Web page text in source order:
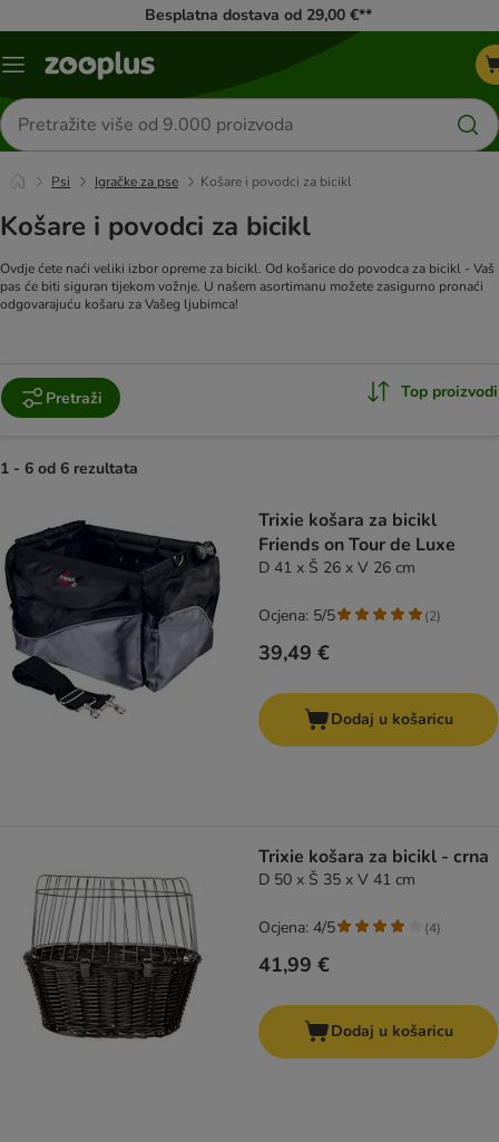
Besplatna dostava od 29,00 €**
Izbornik
Traži
proizvode
Psi Igračke za pse Košare i povodci za bicikl
Košare i povodci za bicikl
Ovdje ćete naći veliki izbor opreme za bicikl. Od košarice do povodca za bicikl - Vaš
pas će biti siguran tijekom vožnje. U našem asortimanu možete zasigurno pronaći
odgovarajuću košaru za Vašeg ljubimca!
Pretraži Top proizvodi
1 - 6 od 6 rezultata
Trixie košara za bicikl
Friends on Tour de Luxe
D 41 x Š 26 x V 26 cm
39,49 €
Ocjena: 5/5 (2)
Dodaj u košaricu
Trixie košara za bicikl - crna
D 50 x Š 35 x V 41 cm
41,99 €
Ocjena: 4/5 (4)
Dodaj u košaricu